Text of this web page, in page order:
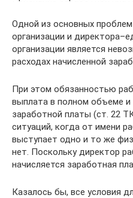
Одной из основных
организации и
организации является
расходах начисленной
При этом обязанностью
выплата в полном объеме и
заработной платы (ст. 22
ситуаций, когда от имени
выступает одно и то же
нет. Поскольку директор
начисляется заработная
Казалось бы, все условия